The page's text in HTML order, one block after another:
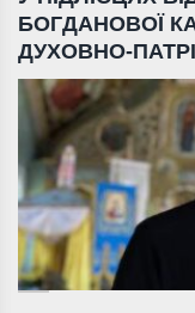
БОГДАНОВОЇ
ДУХОВНО-